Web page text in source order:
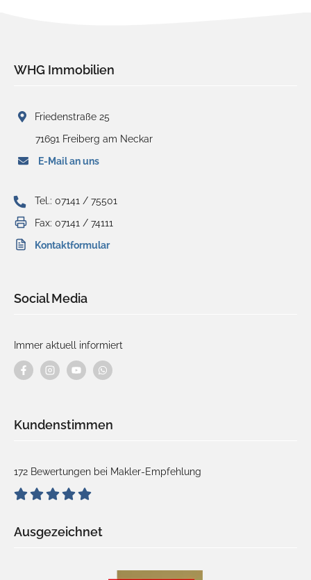
WHG Immobilien
Friedenstraße 25
71691 Freiberg am Neckar
E-Mail an uns
Tel.: 07141 / 75501
Fax: 07141 / 74111
Kontaktformular
Social Media
Immer aktuell informiert
Kundenstimmen
172 Bewertungen bei Makler-Empfehlung
Ausgezeichnet